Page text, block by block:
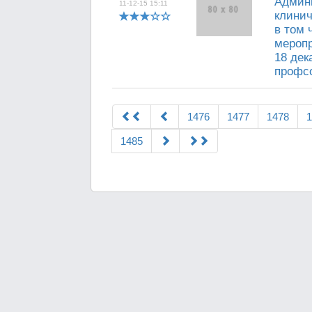
11-12-15 15:11
в том
18
1476 1477 1478
1485